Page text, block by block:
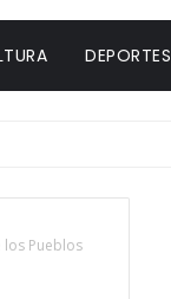
DEPORTES
los Pueblos